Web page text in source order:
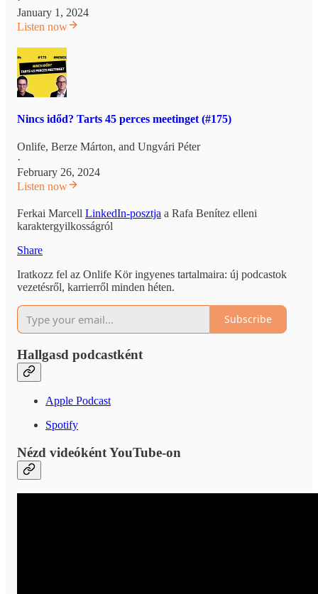
January 1, 2024
Listen now
Nincs időd? Tarts 45 perces meetinget (#175)
Onlife, Berze Márton, and Ungvári Péter
·
February 26, 2024
Listen now
Ferkai Marcell LinkedIn-posztja a Rafa Benítez elleni
karaktergyilkosságról
Share
Iratkozz fel az Onlife Kör ingyenes tartalmaira: új podcastok
vezetésről, karrierről minden héten.
Subscribe
Hallgasd podcastként
Apple Podcast
Spotify
Nézd videóként YouTube-on